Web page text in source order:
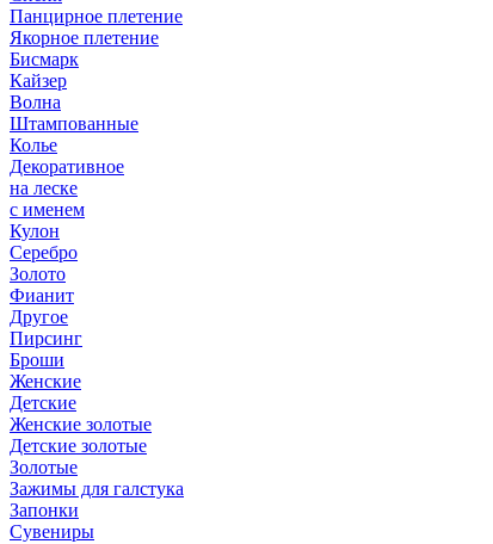
Панцирное плетение
Якорное плетение
Бисмарк
Кайзер
Волна
Штампованные
Колье
Декоративное
на леске
с именем
Кулон
Серебро
Золото
Фианит
Другое
Пирсинг
Броши
Женские
Детские
Женские золотые
Детские золотые
Золотые
Зажимы для галстука
Запонки
Сувениры